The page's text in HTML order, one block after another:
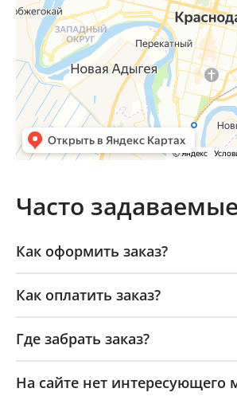
Часто
Как оформить заказ?
Как оплатить заказ?
Где забрать заказ?
На сайте нет интересующего